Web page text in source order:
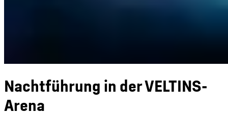
Nachtführung in der VELTINS-
Arena